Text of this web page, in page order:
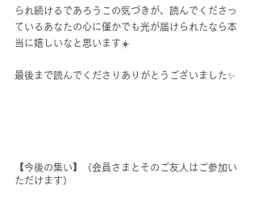
られ続けるであろうこの気づきが、読んでくださっ
ているあなたの心に僅かでも光が届けられたなら本
当に嬉しいなと思います☀️
最後まで読んでくださりありがとうございました✨
【今後の集い】（会員さまとそのご友人はご参加い
ただけます）